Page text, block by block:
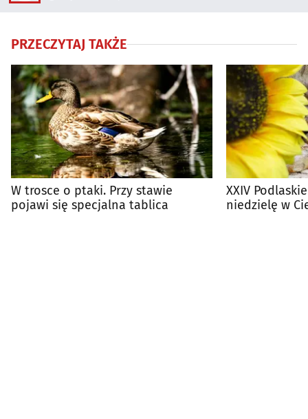
PRZECZYTAJ TAKŻE
W trosce o ptaki. Przy stawie
pojawi się specjalna tablica
XXIV
niedzielę w